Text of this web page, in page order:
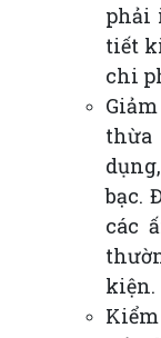
phải
tiết
chi
bạc.
các
kiện.